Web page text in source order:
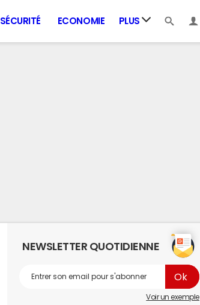
ECONOMIE PLUS
NEWSLETTER QUOTIDIENNE
Voir un exemple